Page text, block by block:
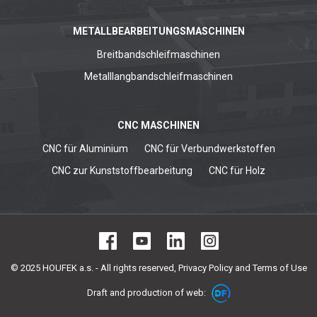
METALLBEARBEITUNGSMASCHINEN
Breitbandschleifmaschinen
Metalllangbandschleifmaschinen
CNC MASCHINEN
CNC für Aluminium
CNC für Verbundwerkstoffen
CNC zur Kunststoffbearbeitung
CNC für Holz
© 2025 HOUFEK a.s. - All rights reserved, Privacy Policy and Terms of Use
Draft and production of web: